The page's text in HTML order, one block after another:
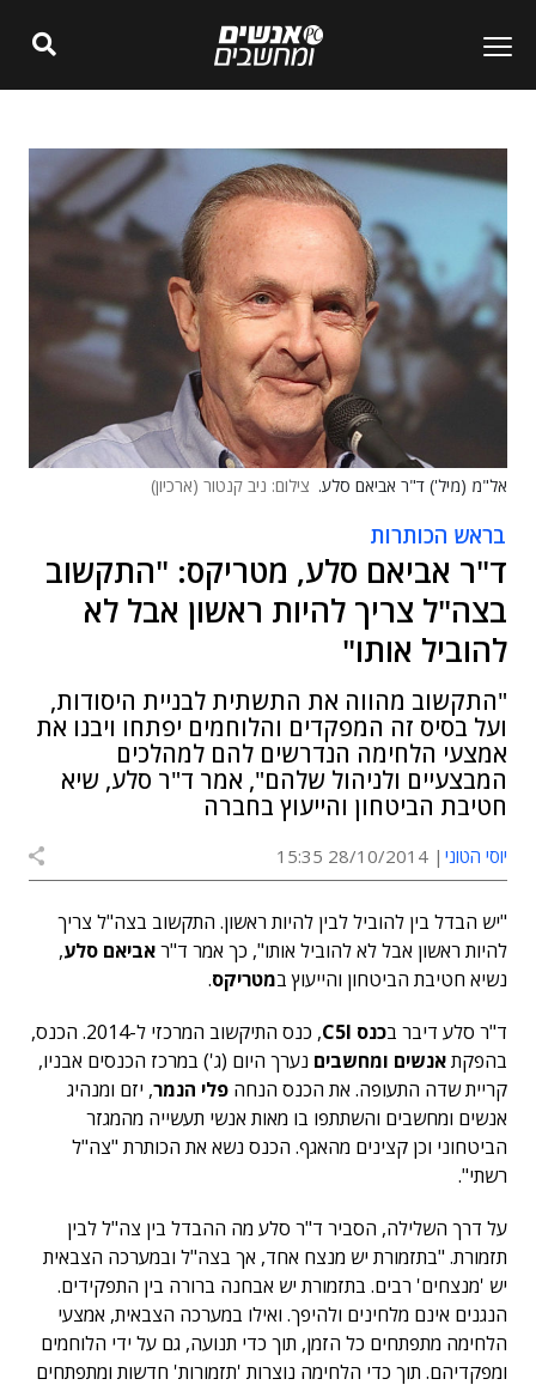
אל"מ (מיל') ד"ר אביאם סלע. צילום: ניב קנטור (ארכיון)
בראש הכותרות
ד"ר אביאם סלע, מטריקס: "התקשוב
בצה"ל צריך להיות ראשון אבל לא
להוביל אותו"
"התקשוב מהווה את התשתית לבניית היסודות,
ועל בסיס זה המפקדים והלוחמים יפתחו ויבנו את
אמצעי הלחימה הנדרשים להם למהלכים
המבצעיים ולניהול שלהם", אמר ד"ר סלע, שיא
חטיבת הביטחון והייעוץ בחברה
יוסי הטוני 28/10/2014 15:35
"יש הבדל בין להוביל לבין להיות ראשון. התקשוב בצה"ל צריך
להיות ראשון אבל לא להוביל אותו", כך אמר ד"ראביאם סלע,
נשיא חטיבת הביטחון והייעוץ במטריקס.
ד"ר סלע דיבר בכנס C5I
, כנס התיקשוב המרכזי ל-2014. הכנס,
בהפקתאנשים ומחשבים נערך היום (ג') במרכז הכנסים אבניו,
קריית שדה התעופה. את הכנס הנחה פלי הנמר, יזם ומנהיג
אנשים ומחשבים והשתתפו בו מאות אנשי תעשייה מהמגזר
הביטחוני וכן קצינים מהאגף. הכנס נשא את הכותרת "צה"ל
רשתי".
על דרך השלילה, הסביר ד"ר סלע מה ההבדל בין צה"ל לבין
תזמורת. "בתזמורת יש מנצח אחד, אך בצה"ל ובמערכה הצבאית
יש 'מנצחים' רבים. בתזמורת יש אבחנה ברורה בין התפקידים.
הנגנים אינם מלחינים ולהיפך. ואילו במערכה הצבאית, אמצעי
הלחימה מתפתחים כל הזמן, תוך כדי תנועה, גם על ידי הלוחמים
ומפקדיהם. תוך כדי הלחימה נוצרות 'תזמורות' חדשות ומתפתחים